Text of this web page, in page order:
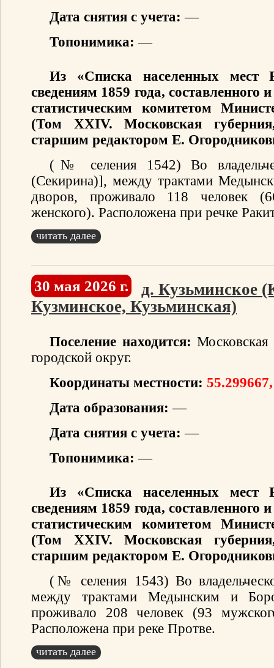
Дата снятия с учета: —
Топонимика: —
Из «Списка населенных мест
сведениям 1859 года,
статистическим комитетом
(Том XXIV. Московская
старшим редактором Е.
(№ селения 1542) Во
(Секирина)], между трактами
дворов, проживало 118 человек
женского). Расположена при речке
читать далее
30 мая 2026 г.
д. Кузьминское
Кузминское, Кузьминская)
Поселение находится:
городской округ.
Координаты местности:
Дата образования: —
Дата снятия с учета: —
Топонимика: —
Из «Списка населенных мест
сведениям 1859 года,
статистическим комитетом
(Том XXIV. Московская
старшим редактором Е.
(№ селения 1543) Во
между трактами Медынским и
проживало 208 человек (93
Расположена при реке Протве.
читать далее